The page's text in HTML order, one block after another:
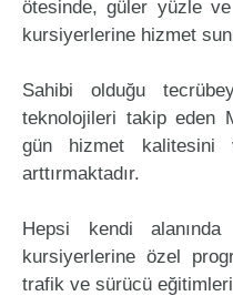
ötesinde, güler yüzle
kursiyerlerine hizmet
Sahibi olduğu
teknolojileri takip eden
gün hizmet kalitesini
arttırmaktadır.
Hepsi kendi
kursiyerlerine özel
trafik ve sürücü